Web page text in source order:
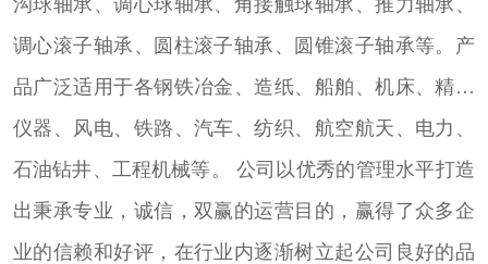
调心滚子轴承、圆柱滚子轴承、圆锥滚子轴承等。产
品广泛适用于各钢铁冶金、造纸、船舶、机床、精密
仪器、风电、铁路、汽车、纺织、航空航天、电力、
石油钻井、工程机械等。 公司以优秀的管理水平打造
出秉承专业，诚信，双赢的运营目的，赢得了众多企
业的信赖和好评，在行业内逐渐树立起公司良好的品